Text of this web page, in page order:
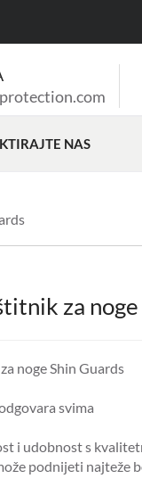
NAS
za noge
noge Shin Guards
svima
i udobnost s
podnijeti najteže